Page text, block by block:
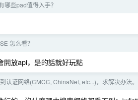
哪些pad值得入手？
怎么看？
開放api，是的話就好玩點
认证网络(CMCC, ChinaNet, etc...)，求解决办法。